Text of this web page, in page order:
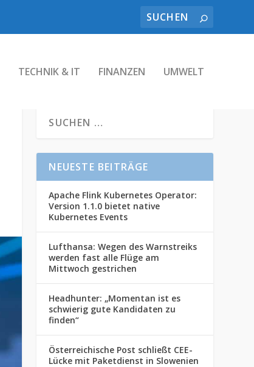
TECHNIK & IT FINANZEN UMWELT
NEUESTE BEITRÄGE
Apache Flink Kubernetes Operator:
Version 1.1.0 bietet native
Kubernetes Events
Lufthansa: Wegen des Warnstreiks
werden fast alle Flüge am
Mittwoch gestrichen
Headhunter: „Momentan ist es
schwierig gute Kandidaten zu
finden“
Österreichische Post schließt CEE-
Lücke mit Paketdienst in Slowenien